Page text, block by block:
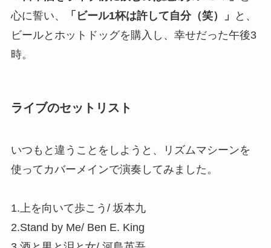
心に誓い、
「ビール1杯は許して自分（笑）」
と、
ビールとホットドッグを購入し、幸せだった午後3
時。
ライブのセットリスト
いつもと違うことをしようと、リズムマシーンを
使ってカバーメインで演奏してみました。
1.上を向いて歩こう/ 坂本九
2.Stand by Me/ Ben E. King